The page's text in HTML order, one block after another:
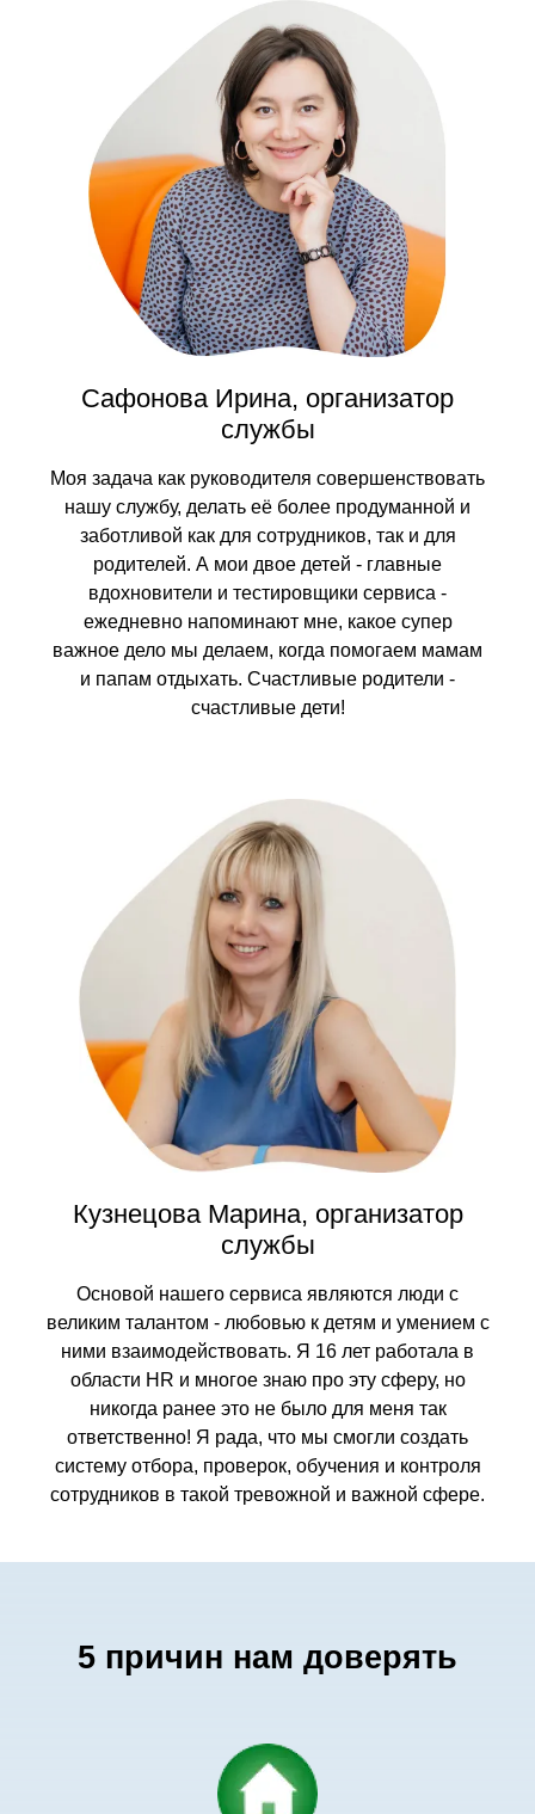
Сафонова Ирина, организатор
службы
Моя задача как руководителя совершенствовать
нашу службу, делать её более продуманной и
заботливой как для сотрудников, так и для
родителей. А мои двое детей - главные
вдохновители и тестировщики сервиса -
ежедневно напоминают мне, какое супер
важное дело мы делаем, когда помогаем мамам
и папам отдыхать. Счастливые родители -
счастливые дети!
Кузнецова Марина, организатор
службы
Основой нашего сервиса являются люди с
великим талантом - любовью к детям и умением с
ними взаимодействовать. Я 16 лет работала в
области HR и многое знаю про эту сферу, но
никогда ранее это не было для меня так
ответственно! Я рада, что мы смогли создать
систему отбора, проверок, обучения и контроля
сотрудников в такой тревожной и важной сфере.
5 причин нам доверять